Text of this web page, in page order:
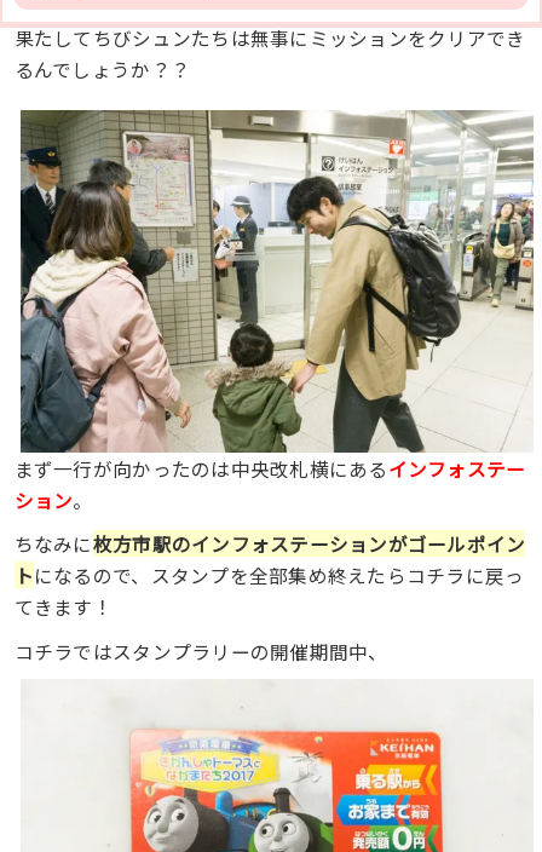
果たしてちびシュンたちは無事にミッションをクリアでき
るんでしょうか？？
まず一行が向かったのは中央改札横にあるインフォステー
ション。
ちなみに枚方市駅のインフォステーションがゴールポイン
トになるので、スタンプを全部集め終えたらコチラに戻っ
てきます！
コチラではスタンプラリーの開催期間中、